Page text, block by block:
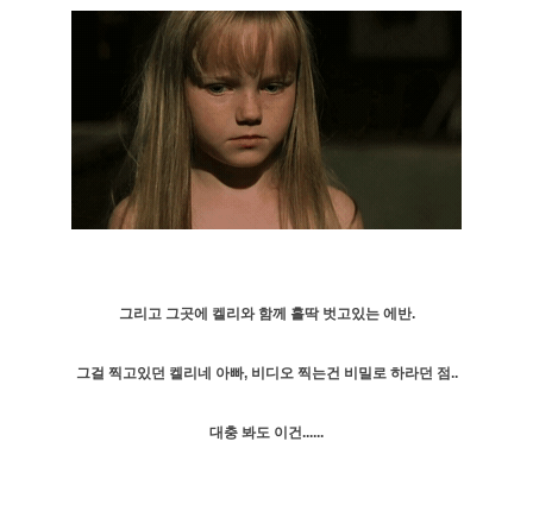
그리고 그곳에 켈리와 함께 홀딱 벗고있는 에반.
그걸 찍고있던 켈리네 아빠, 비디오 찍는건 비밀로 하라던 점..
대충 봐도 이건......